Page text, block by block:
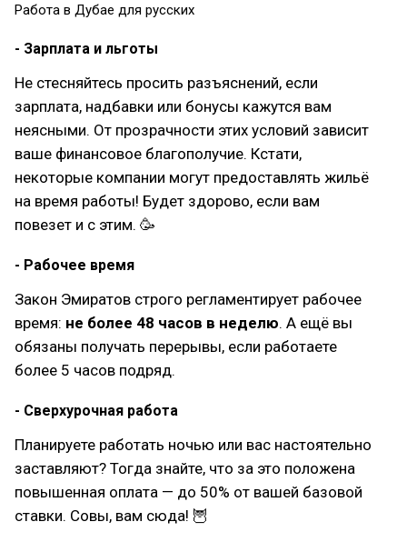
Работа в Дубае для русских
- Зарплата и льготы
Не стесняйтесь просить разъяснений, если
зарплата, надбавки или бонусы кажутся вам
неясными. От прозрачности этих условий зависит
ваше финансовое благополучие. Кстати,
некоторые компании могут предоставлять жильё
на время работы! Будет здорово, если вам
повезет и с этим. 🥳
- Рабочее время
Закон Эмиратов строго регламентирует рабочее
время: не более 48 часов в неделю. А ещё вы
обязаны получать перерывы, если работаете
более 5 часов подряд.
- Сверхурочная работа
Планируете работать ночью или вас настоятельно
заставляют? Тогда знайте, что за это положена
повышенная оплата — до 50% от вашей базовой
ставки. Совы, вам сюда! 🦉